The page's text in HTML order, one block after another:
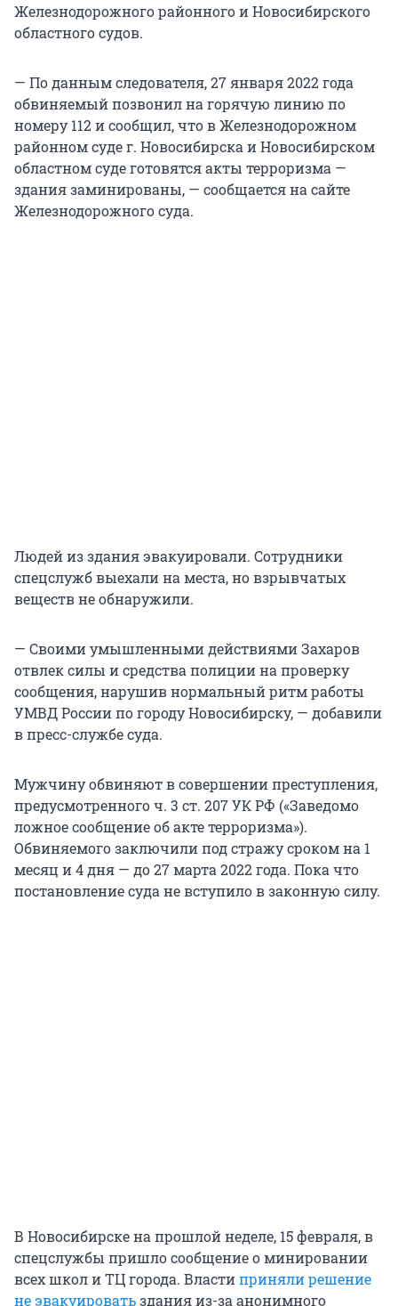
Железнодорожного районного и Новосибирского
областного судов.
— По данным следователя, 27 января 2022 года
обвиняемый позвонил на горячую линию по
номеру 112 и сообщил, что в Железнодорожном
районном суде г. Новосибирска и Новосибирском
областном суде готовятся акты терроризма —
здания заминированы, — сообщается на сайте
Железнодорожного суда.
Людей из здания эвакуировали. Сотрудники
спецслужб выехали на места, но взрывчатых
веществ не обнаружили.
— Своими умышленными действиями Захаров
отвлек силы и средства полиции на проверку
сообщения, нарушив нормальный ритм работы
УМВД России по городу Новосибирску, — добавили
в пресс-службе суда.
Мужчину обвиняют в совершении преступления,
предусмотренного ч. 3 ст. 207 УК РФ («Заведомо
ложное сообщение об акте терроризма»).
Обвиняемого заключили под стражу сроком на 1
месяц и 4 дня — до 27 марта 2022 года. Пока что
постановление суда не вступило в законную силу.
В Новосибирске на прошлой неделе, 15 февраля, в
спецслужбы пришло сообщение о минировании
всех школ и ТЦ города. Властиприняли решение
не эвакуироватьздания из-за анонимного